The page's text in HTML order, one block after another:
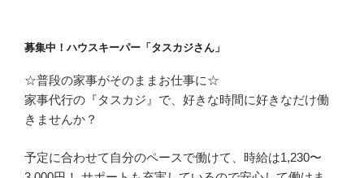
募集中！ハウスキーパー「タスカジさん」
☆普段の家事がそのままお仕事に☆
家事代行の『タスカジ』で、好きな時間に好きなだけ働
きませんか？
予定に合わせて自分のペースで働けて、時給は1,230〜